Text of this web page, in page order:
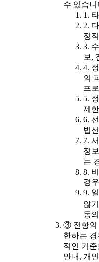
수 있습니
1.
2.
정
3.
보,
4.
의
프
5.
제
6.
법
7.
정
는
8.
경우
9.
않
동
③ 전항의
한하는 경
적인 기
안내, 개